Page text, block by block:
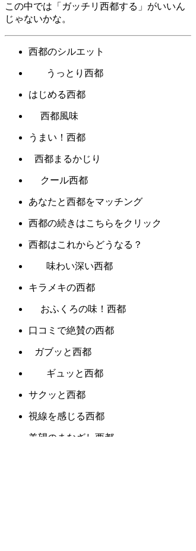
この中では「ガッチリ西都する」がいいん
じゃないかな。
西都のシルエット
うっとり西都
はじめる西都
西都風味
うまい！西都
西都まるかじり
クール西都
あなたと西都をマッチング
西都の続きはこちらをクリック
西都はこれからどうなる？
味わい深い西都
キラメキの西都
おふくろの味！西都
口コミで絶賛の西都
ガブッと西都
ギュッと西都
サクッと西都
視線を感じる西都
羨望のまなざし西都